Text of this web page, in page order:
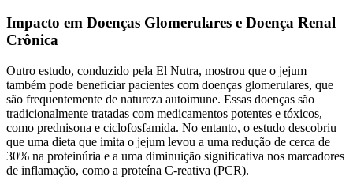
Impacto em Doenças Glomerulares e Doença Renal
Crônica
Outro estudo, conduzido pela El Nutra, mostrou que o jejum
também pode beneficiar pacientes com doenças glomerulares, que
são frequentemente de natureza autoimune. Essas doenças são
tradicionalmente tratadas com medicamentos potentes e tóxicos,
como prednisona e ciclofosfamida. No entanto, o estudo descobriu
que uma dieta que imita o jejum levou a uma redução de cerca de
30% na proteinúria e a uma diminuição significativa nos marcadores
de inflamação, como a proteína C-reativa (PCR).